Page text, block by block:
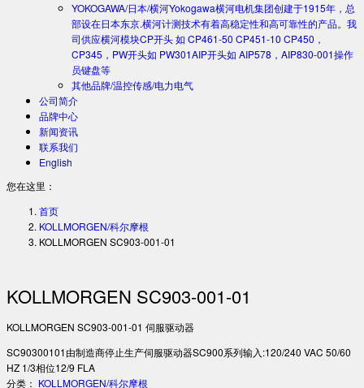
YOKOGAWA/日本/横河Yokogawa横河电机集团创建于1915年，总
部设在日本东京.横河计测技术有着高稳定性和高可靠性的产品。我
司供应横河模块CP开头 如 CP461-50 CP451-10 CP450，
CP345，PW开头如 PW301AIP开头如 AIP578，AIP830-001操作
员键盘等
其他品牌/温控传感/电力电气
公司简介
品牌中心
新闻资讯
联系我们
English
您在这里：
首页
KOLLMORGEN/科尔摩根
KOLLMORGEN SC903-001-01
KOLLMORGEN SC903-001-01
KOLLMORGEN SC903-001-01 伺服驱动器
SC90300101由制造商停止生产伺服驱动器SC900系列输入:120/240 VAC 50/60
HZ 1/3相位12/9 FLA
分类： KOLLMORGEN/科尔摩根